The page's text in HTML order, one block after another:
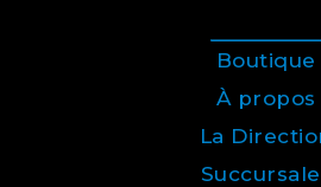
Boutique
À propos
La